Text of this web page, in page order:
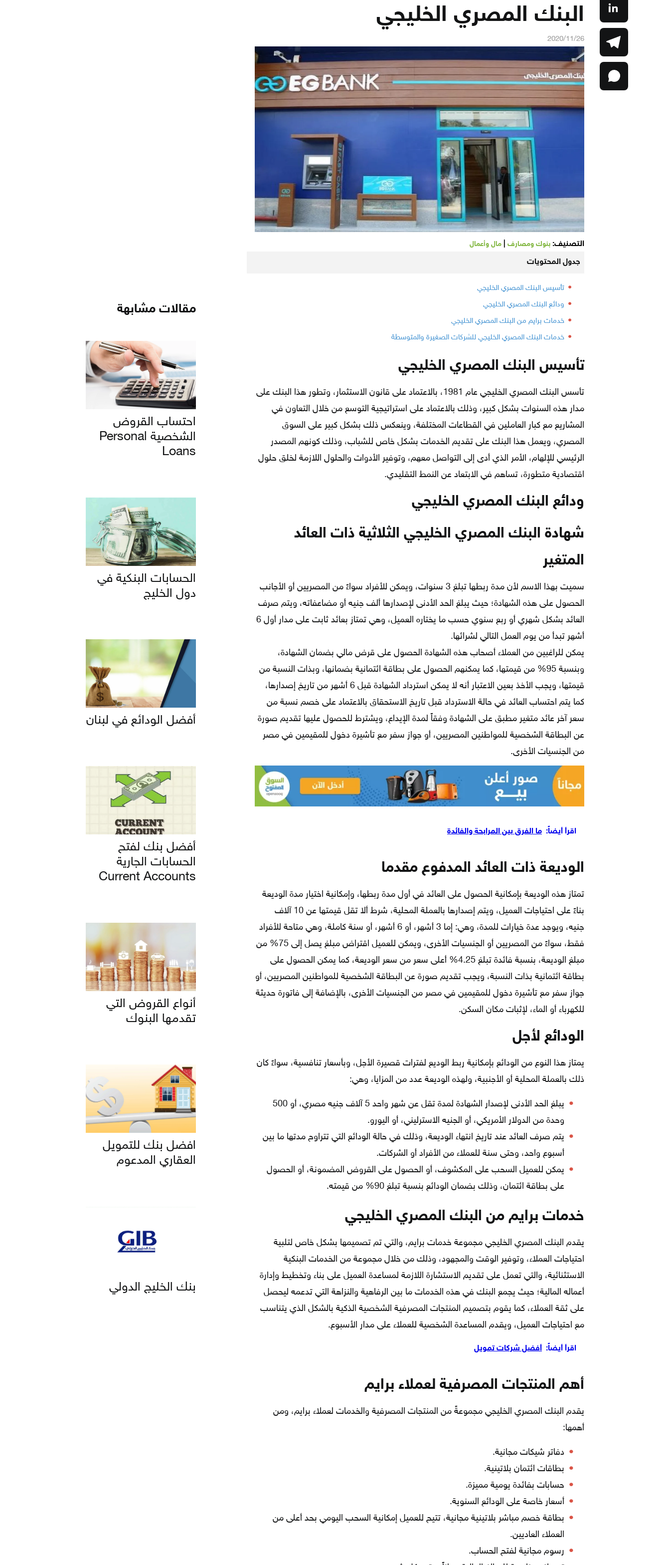
البنك المصري الخليجي
2020/11/26
التصنيف: بنوك ومصارف مال وأعمال
جدول المحتويات
تأسيس البنك المصري الخليجي
ودائع البنك المصري الخليجي
خدمات برايم من البنك المصري الخليجي
خدمات البنك المصري الخليجي للشركات الصغيرة والمتوسطة
تأسيس البنك المصري الخليجي
تأسس البنك المصري الخليجي عام 1981، بالاعتماد على قانون الاستثمار، وتطور هذا البنك على
مدار هذه السنوات بشكل كبير، وذلك بالاعتماد على استراتيجية التوسع من خلال التعاون في
المشاريع مع كبار العاملين في القطاعات المختلفة، وينعكس ذلك بشكل كبير على السوق
المصري، ويعمل هذا البنك على تقديم الخدمات بشكل خاص للشباب، وذلك كونهم المصدر
الرئيسي للإلهام، الأمر الذي أدى إلى التواصل معهم، وتوفير الأدوات والحلول اللازمة لخلق حلول
اقتصادية متطورة، تساهم في الابتعاد عن النمط التقليدي.
ودائع البنك المصري الخليجي
شهادة البنك المصري الخليجي الثلاثية ذات العائد
المتغير
سميت بهذا الاسم لأن مدة ربطها تبلغ 3 سنوات، ويمكن للأفراد سواءً من المصريين أو الأجانب
الحصول على هذه الشهادة؛ حيث يبلغ الحد الأدنى لإصدارها ألف جنيه أو مضاعفاته، ويتم صرف
العائد بشكل شهري أو ربع سنوي حسب ما يختاره العميل، وهي تمتاز بعائد ثابت على مدار أول 6
أشهر تبدأ من يوم العمل التالي لشرائها.
يمكن للراغبين من العملاء أصحاب هذه الشهادة الحصول على قرض مالي بضمان الشهادة،
وبنسبة 95% من قيمتها، كما يمكنهم الحصول على بطاقة ائتمانية بضمانها، وبذات النسبة من
قيمتها، ويجب الأخذ بعين الاعتبار أنه لا يمكن استرداد الشهادة قبل 6 أشهر من تاريخ إصدارها،
كما يتم احتساب العائد في حالة الاسترداد قبل تاريخ الاستحقاق بالاعتماد على خصم نسبة من
سعر آخر عائد متغير مطبق على الشهادة وفقاً لمدة الإيداع، ويشترط للحصول عليها تقديم صورة
عن البطاقة الشخصية للمواطنين المصريين، أو جواز سفر مع تأشيرة دخول للمقيمين في مصر
من الجنسيات الأخرى.
اقرأ أيضاً: ما الفرق بين المرابحة والفائدة
الوديعة ذات العائد المدفوع مقدما
تمتاز هذه الوديعة بإمكانية الحصول على العائد في أول مدة ربطها، وإمكانية اختيار مدة الوديعة
بناءً على احتياجات العميل، ويتم إصدارها بالعملة المحلية، شرط ألا تقل قيمتها عن 10 آلاف
جنيه، ويوجد عدة خيارات للمدة، وهي: إما 3 أشهر، أو 6 أشهر، أو سنة كاملة، وهي متاحة للأفراد
فقط، سواءً من المصريين أو الجنسيات الأخرى، ويمكن للعميل اقتراض مبلغ يصل إلى 75% من
مبلغ الوديعة، بنسبة فائدة تبلغ 4.25% أعلى سعر من سعر الوديعة، كما يمكن الحصول على
بطاقة ائتمانية بذات النسبة، ويجب تقديم صورة عن البطاقة الشخصية للمواطنين المصريين، أو
جواز سفر مع تأشيرة دخول للمقيمين في مصر من الجنسيات الأخرى، بالإضافة إلى فاتورة حديثة
للكهرباء أو الماء، لإثبات مكان السكن.
الودائع لأجل
يمتاز هذا النوع من الودائع بإمكانية ربط الوديع لفترات قصيرة الأجل، وبأسعار تنافسية، سواءً كان
ذلك بالعملة المحلية أو الأجنبية، ولهذه الوديعة عدد من المزايا، وهي:
يبلغ الحد الأدنى لإصدار الشهادة لمدة تقل عن شهر واحد 5 آلاف جنيه مصري، أو 500
وحدة من الدولار الأمريكي، أو الجنيه الاسترليني، أو اليورو.
يتم صرف العائد عند تاريخ انتهاء الوديعة، وذلك في حالة الودائع التي تتراوح مدتها ما بين
أسبوع واحد، وحتى سنة للعملاء من الأفراد أو الشركات.
يمكن للعميل السحب على المكشوف، أو الحصول على القروض المضمونة، أو الحصول
على بطاقة ائتمان، وذلك بضمان الودائع بنسبة تبلغ 90% من قيمته.
خدمات برايم من البنك المصري الخليجي
يقدم البنك المصري الخليجي مجموعة خدمات برايم، والتي تم تصميمها بشكل خاص لتلبية
احتياجات العملاء، وتوفير الوقت والمجهود، وذلك من خلال مجموعة من الخدمات البنكية
الاستثنائية، والتي تعمل على تقديم الاستشارة اللازمة لمساعدة العميل على بناء وتخطيط وإدارة
أعماله المالية؛ حيث يجمع البنك في هذه الخدمات ما بين الرفاهية والنزاهة التي تدعمه ليحصل
على ثقة العملاء، كما يقوم بتصميم المنتجات المصرفية الشخصية الذكية بالشكل الذي يتناسب
مع احتياجات العميل، ويقدم المساعدة الشخصية للعملاء على مدار الأسبوع.
اقرأ أيضاً: أفضل شركات تمويل
أهم المنتجات المصرفية لعملاء برايم
يقدم البنك المصري الخليجي مجموعةً من المنتجات المصرفية والخدمات لعملاء برايم، ومن
أهمها:
دفاتر شيكات مجانية.
بطاقات ائتمان بلاتينية.
حسابات بفائدة يومية مميزة.
أسعار خاصة على الودائع السنوية.
بطاقة خصم مباشر بلاتينية مجانية، تتيح للعميل إمكانية السحب اليومي بحد أعلى من
العملاء العاديين.
رسوم مجانية لفتح الحساب.
مقالات مشابهة
احتساب القروض
الشخصية Personal
Loans
الحسابات البنكية في
دول الخليج
أفضل الودائع في لبنان
أفضل بنك لفتح
الحسابات الجارية
Current Accounts
أنواع القروض التي
تقدمها البنوك
افضل بنك للتمويل
العقاري المدعوم
بنك الخليج الدولي